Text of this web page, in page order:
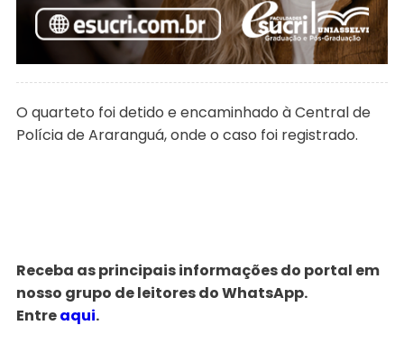
O quarteto foi detido e encaminhado à Central de
Polícia de Araranguá, onde o caso foi registrado.
Receba as principais informações do portal em
nosso grupo de leitores do WhatsApp.
Entreaqui.